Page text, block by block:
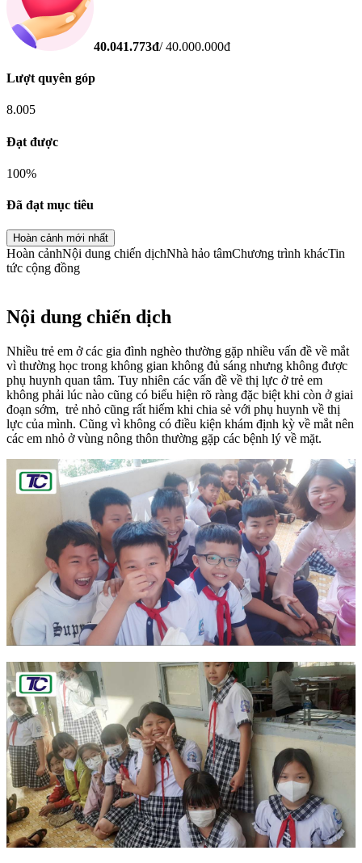
40.041.773đ/40.000.000đ
Lượt quyên góp
8.005
Đạt được
100%
Đã đạt mục tiêu
Hoàn cảnh mới nhất
Hoàn cảnhNội dung chiến dịchNhà hảo tâmChương trình khácTin
tức cộng đồng
Nội dung chiến dịch
Nhiều trẻ em ở các gia đình nghèo thường gặp nhiều vấn đề về mắt
vì thường học trong không gian không đủ sáng nhưng không được
phụ huynh quan tâm. Tuy nhiên các vấn đề về thị lực ở trẻ em
không phải lúc nào cũng có biểu hiện rõ ràng đặc biệt khi còn ở giai
đoạn sớm, trẻ nhỏ cũng rất hiếm khi chia sẻ với phụ huynh về thị
lực của mình. Cũng vì không có điều kiện khám định kỳ về mắt nên
các em nhỏ ở vùng nông thôn thường gặp các bệnh lý về mặt.